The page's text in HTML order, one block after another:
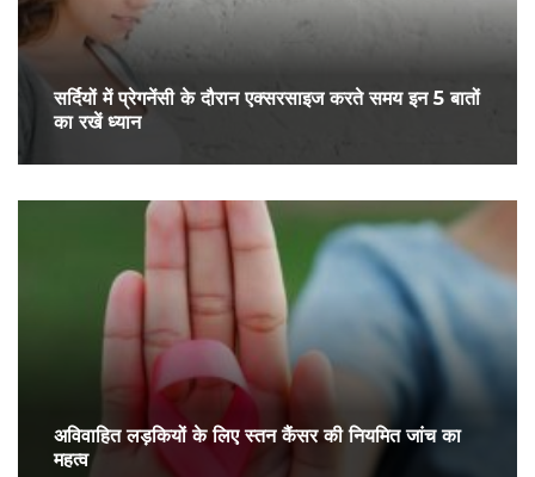
सर्द‍ियों में प्रेगनेंसी के दौरान एक्सरसाइज करते समय इन 5 बातों
का रखें ध्यान
अविवाहित लड़कियों के लिए स्तन कैंसर की नियमित जांच का
महत्व